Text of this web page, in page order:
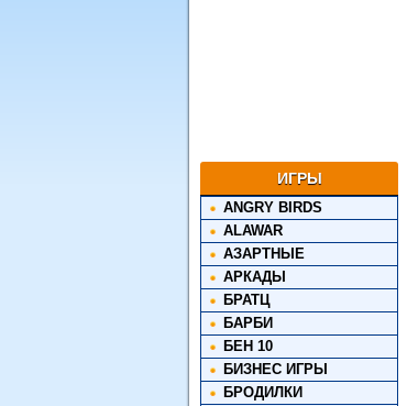
ИГРЫ
ANGRY BIRDS
ALAWAR
АЗАРТНЫЕ
АРКАДЫ
БРАТЦ
БАРБИ
БЕН 10
БИЗНЕС ИГРЫ
БРОДИЛКИ